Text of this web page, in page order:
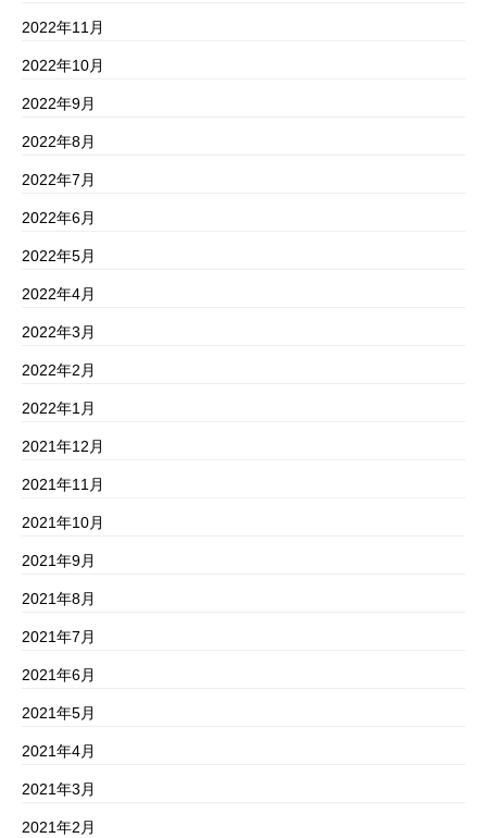
2022年11月
2022年10月
2022年9月
2022年8月
2022年7月
2022年6月
2022年5月
2022年4月
2022年3月
2022年2月
2022年1月
2021年12月
2021年11月
2021年10月
2021年9月
2021年8月
2021年7月
2021年6月
2021年5月
2021年4月
2021年3月
2021年2月